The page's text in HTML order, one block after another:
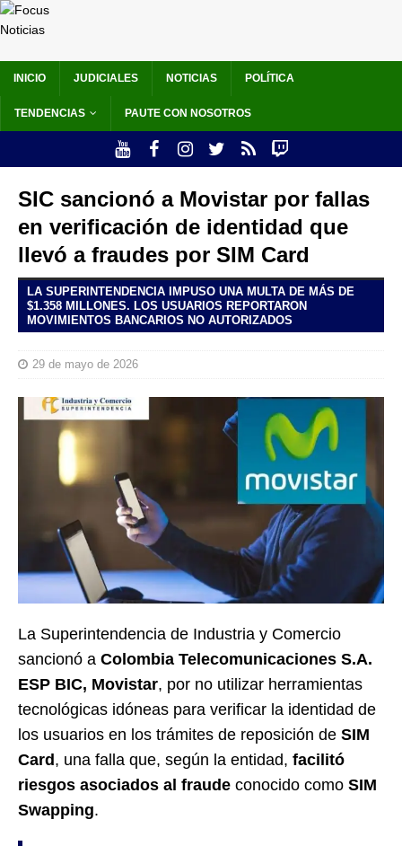
INICIO JUDICIALES NOTICIAS POLÍTICA
TENDENCIAS PAUTE CON NOSOTROS
SIC sancionó a Movistar por fallas
en verificación de identidad que
llevó a fraudes por SIM Card
LA SUPERINTENDENCIA IMPUSO UNA MULTA DE MÁS DE
$1.358 MILLONES. LOS USUARIOS REPORTARON
MOVIMIENTOS BANCARIOS NO AUTORIZADOS
29 de mayo de 2026
La Superintendencia de Industria y Comercio
sancionó a Colombia Telecomunicaciones S.A.
ESP BIC, Movistar, por no utilizar herramientas
tecnológicas idóneas para verificar la identidad de
los usuarios en los trámites de reposición de SIM
Card, una falla que, según la entidad, facilitó
riesgos asociados al fraude conocido como SIM
Swapping.